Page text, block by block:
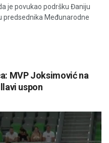
je povukao podršku Đaniju
predsednika Međunarodne
MVP Joksimović na
uspon